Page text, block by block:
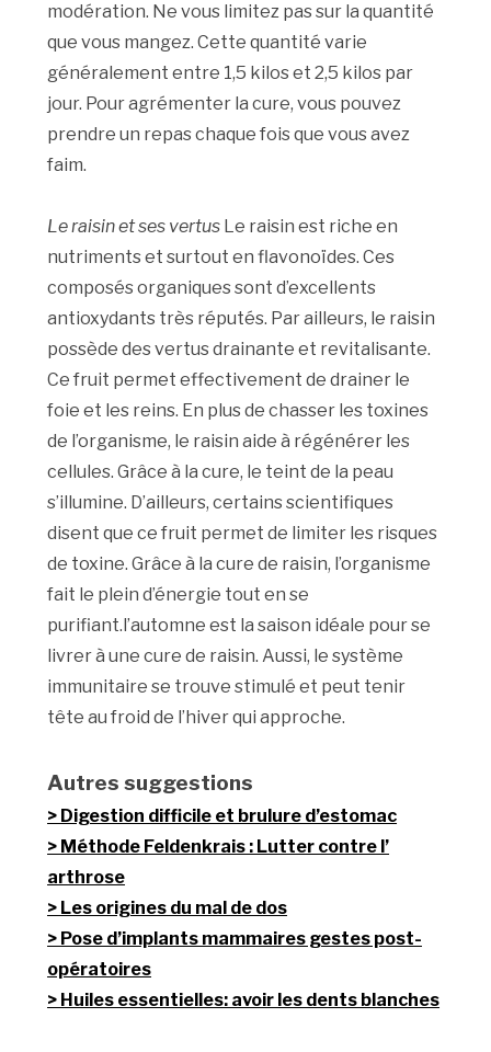
modération. Ne vous limitez pas sur la quantité
que vous mangez. Cette quantité varie
généralement entre 1,5 kilos et 2,5 kilos par
jour. Pour agrémenter la cure, vous pouvez
prendre un repas chaque fois que vous avez
faim.
Le raisin et ses vertus Le raisin est riche en
nutriments et surtout en flavonoïdes. Ces
composés organiques sont d’excellents
antioxydants très réputés. Par ailleurs, le raisin
possède des vertus drainante et revitalisante.
Ce fruit permet effectivement de drainer le
foie et les reins. En plus de chasser les toxines
de l’organisme, le raisin aide à régénérer les
cellules. Grâce à la cure, le teint de la peau
s’illumine. D’ailleurs, certains scientifiques
disent que ce fruit permet de limiter les risques
de toxine. Grâce à la cure de raisin, l’organisme
fait le plein d’énergie tout en se
purifiant.l’automne est la saison idéale pour se
livrer à une cure de raisin. Aussi, le système
immunitaire se trouve stimulé et peut tenir
tête au froid de l’hiver qui approche.
Autres suggestions
Digestion difficile et brulure d’estomac
Méthode Feldenkrais : Lutter contre l’
arthrose
Les origines du mal de dos
Pose d’implants mammaires gestes post-
opératoires
Huiles essentielles: avoir les dents blanches